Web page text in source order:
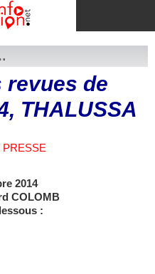
revues de
THALUSSA
2014
COLOMB
: